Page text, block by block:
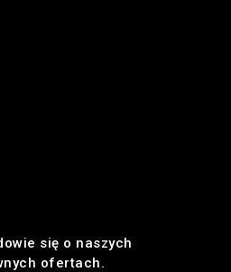
się o naszych
ofertach.